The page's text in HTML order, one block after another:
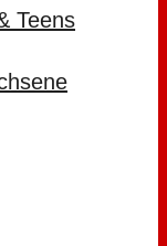
Teens